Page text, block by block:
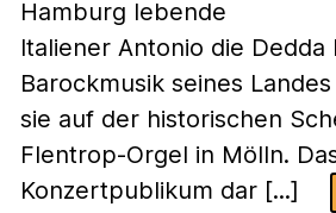
Hamburg lebende
Italiener Antonio die Dedda
Barockmusik seines
sie auf der historischen
Flentrop-Orgel in Mölln.
Konzertpublikum dar [...]